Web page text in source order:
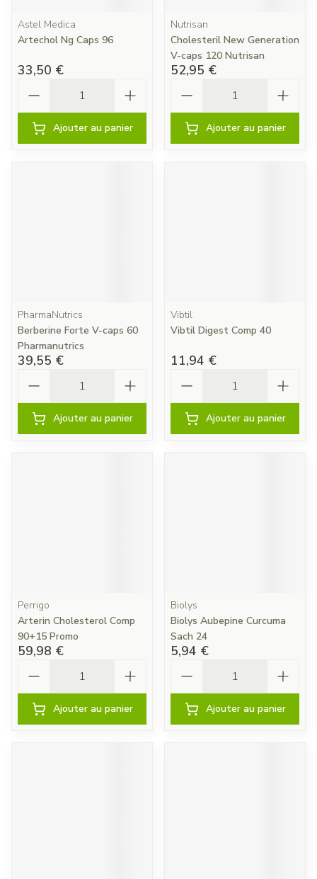
Astel Medica
Artechol Ng Caps 96
33,50 €
Ajouter au panier
Nutrisan
Cholesteril New Generation
V-caps 120 Nutrisan
52,95 €
Ajouter au panier
PharmaNutrics
Berberine Forte V-caps 60
Pharmanutrics
39,55 €
Ajouter au panier
Vibtil
Vibtil Digest Comp 40
11,94 €
Ajouter au panier
Perrigo
Arterin Cholesterol Comp
90+15 Promo
59,98 €
Ajouter au panier
Biolys
Biolys Aubepine Curcuma
Sach 24
5,94 €
Ajouter au panier